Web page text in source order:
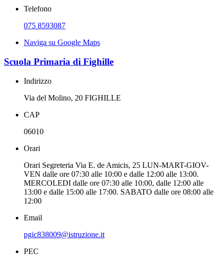
Telefono
075 8593087
Naviga su Google Maps
Scuola Primaria di Fighille
Indirizzo
Via del Molino, 20 FIGHILLE
CAP
06010
Orari
Orari Segreteria Via E. de Amicis, 25 LUN-MART-GIOV-
VEN dalle ore 07:30 alle 10:00 e dalle 12:00 alle 13:00.
MERCOLEDI dalle ore 07:30 alle 10:00, dalle 12:00 alle
13:00 e dalle 15:00 alle 17:00. SABATO dalle ore 08:00 alle
12:00
Email
pgic838009@istruzione.it
PEC